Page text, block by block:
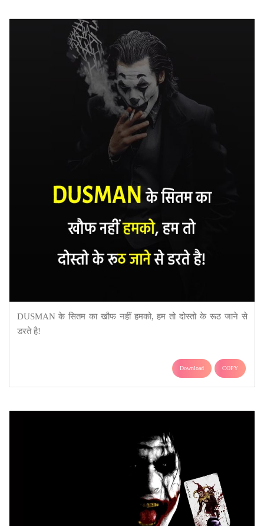
DUSMAN के सितम का खौफ नहीं हमको, हम तो दोस्तो के रूठ जाने से
डरते है!
Download COPY